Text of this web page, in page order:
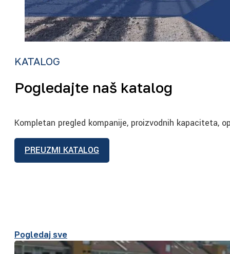
KATALOG
Pogledajte naš katalog
Kompletan pregled kompanije, proizvodnih kapaciteta,
PREUZMI KATALOG
Pogledaj sve